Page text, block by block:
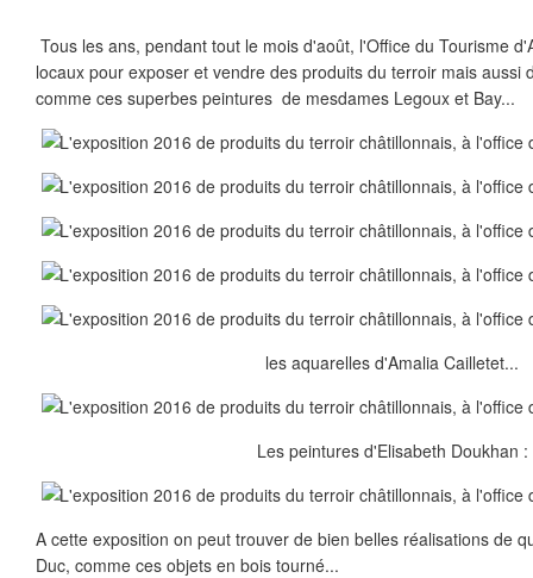
Tous les ans, pendant tout le mois d'août, l'Office du Tourisme
locaux pour exposer et vendre des produits du terroir mais aussi
comme ces superbes peintures de mesdames Legoux et Bay...
les aquarelles d'Amalia Cailletet...
Les peintures d'Elisabeth Doukhan :
A cette exposition on peut trouver de bien belles réalisations de
Duc, comme ces objets en bois tourné...